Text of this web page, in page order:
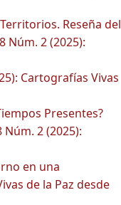
Reseña del
Núm. 2 (2025):
Cartografías Vivas
Presentes?
Núm. 2 (2025):
en una
de la Paz desde